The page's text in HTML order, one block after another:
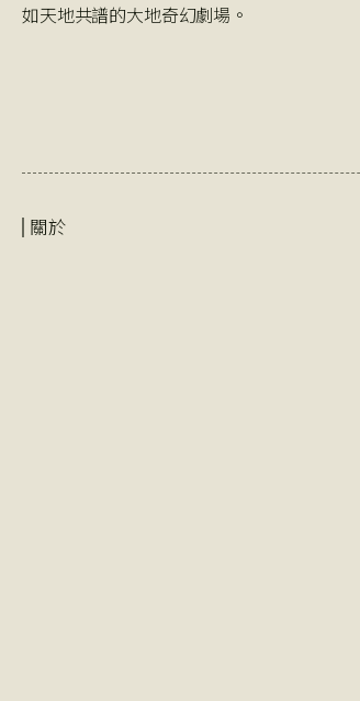
如天地共譜的大地奇幻劇場。
關於